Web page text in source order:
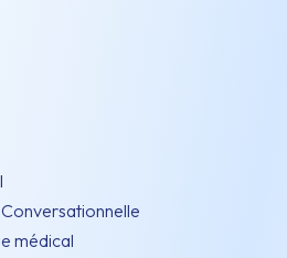
médical